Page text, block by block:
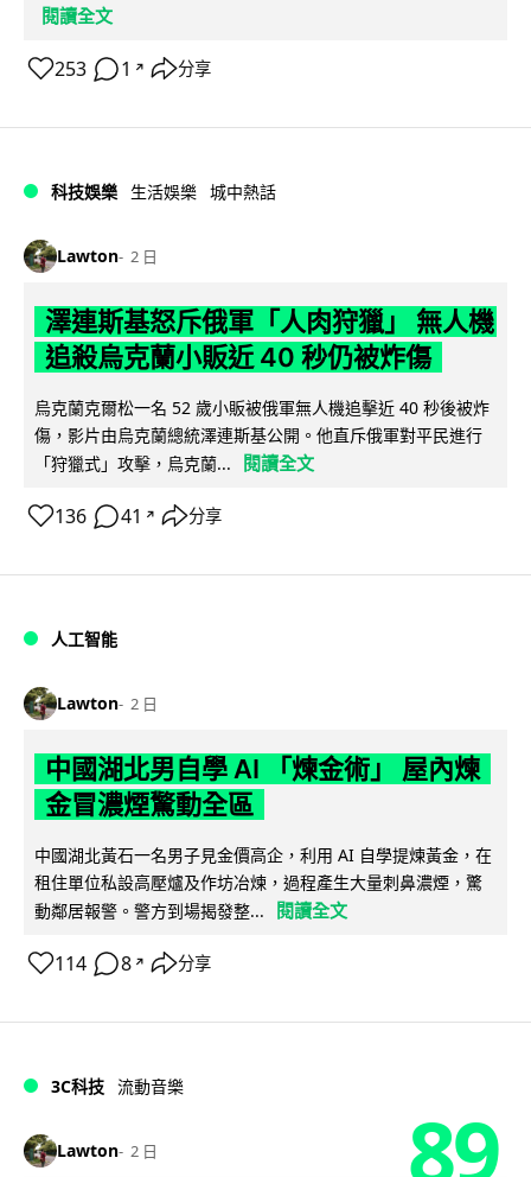
閱讀全文
253 1 ↗ 分享
科技娛樂 生活娛樂 城中熱話
Lawton 2 日
澤連斯基怒斥俄軍「人肉狩獵」 無人機
追殺烏克蘭小販近 40 秒仍被炸傷
烏克蘭克爾松一名 52 歲小販被俄軍無人機追擊近 40 秒後被炸
傷，影片由烏克蘭總統澤連斯基公開。他直斥俄軍對平民進行
「狩獵式」攻擊，烏克蘭...
閱讀全文
136 41 ↗ 分享
人工智能
Lawton 2 日
中國湖北男自學 AI 「煉金術」 屋內煉
金冒濃煙驚動全區
中國湖北黃石一名男子見金價高企，利用 AI 自學提煉黃金，在
租住單位私設高壓爐及作坊冶煉，過程產生大量刺鼻濃煙，驚
動鄰居報警。警方到場揭發整...
閱讀全文
114 8 ↗ 分享
3C科技 流動音樂
Lawton 2 日 89